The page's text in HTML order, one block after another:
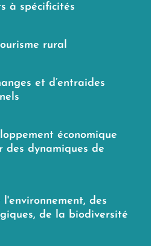
à spécificités
rural
et d’entraides
économique
dynamiques de
l'environnement, des
de la biodiversité